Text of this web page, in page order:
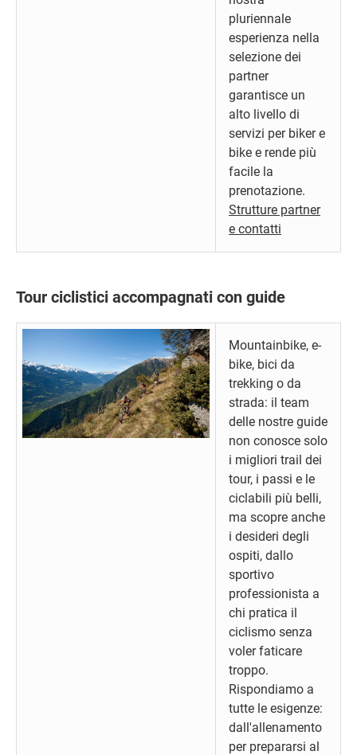
pluriennale
esperienza nella
selezione dei
partner
garantisce un
alto livello di
servizi per biker e
bike e rende più
facile la
prenotazione.
Strutture partner
e contatti
Tour ciclistici accompagnati con guide
Mountainbike, e-
bike, bici da
trekking o da
strada: il team
delle nostre guide
non conosce solo
i migliori trail dei
tour, i passi e le
ciclabili più belli,
ma scopre anche
i desideri degli
ospiti, dallo
sportivo
professionista a
chi pratica il
ciclismo senza
voler faticare
troppo.
Rispondiamo a
tutte le esigenze:
dall'allenamento
per prepararsi al